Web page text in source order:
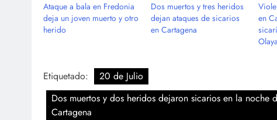
Ataque a bala en Fredonia
deja un joven muerto y otro
herido
Dos muertos y tres heridos
dejan ataques de sicarios
en Cartagena
en
Etiquetado:
20 de Julio
Dos muertos y dos heridos dejaron sicarios en la noche
Cartagena